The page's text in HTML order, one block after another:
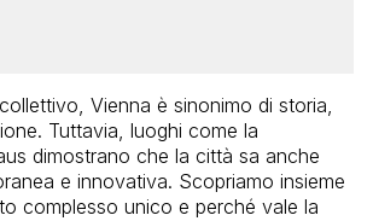
Vienna è sinonimo di storia,
Tuttavia, luoghi come la
dimostrano che la città sa anche
e innovativa. Scopriamo insieme
complesso unico e perché vale la